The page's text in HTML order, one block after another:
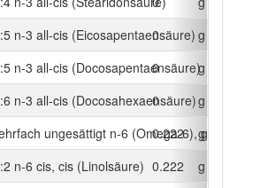
n-3 all-cis (Eicosapentaensäure)
0
g
n-3 all-cis (Docosapentaensäure)
0
g
n-3 all-cis (Docosahexaensäure)
0
g
ungesättigt n-6 (Omega-6), gesamt
0.222
g
n-6 cis, cis (Linolsäure) 0.222
g